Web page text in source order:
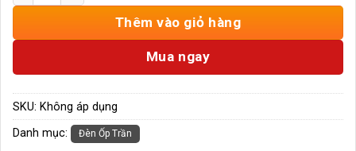
Thêm vào giỏ hàng
Mua ngay
SKU: Không áp dụng
Danh mục: Đèn Ốp Trần